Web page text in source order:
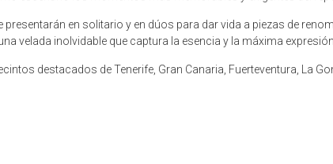
en solitario y en dúos para dar vida a piezas de
velada inolvidable que captura la esencia y la máxima expresión
destacados de Tenerife, Gran Canaria, Fuerteventura, La